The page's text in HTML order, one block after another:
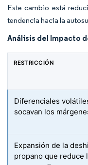
Este cambio está
tendencia hacia la
Análisis del Impacto
RESTRICCIÓN
Diferenciales
socavan los
Expansión de la
propano que reduce